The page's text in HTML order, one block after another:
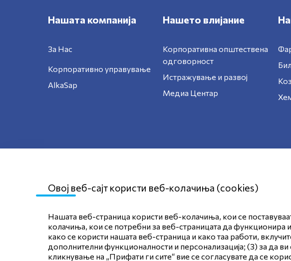
Нашата компанија
За Нас
Корпоративно управување
AlkaSap
Нашето влијание
Корпоративна општествена
одговорност
Истражување и развој
Медиа Центар
Мапа на сајтот Политика за приватност Правила
Политика за колачиња
Овој веб-сајт користи веб-колачиња (cookies)
Нашата веб-страница користи веб-колачиња, кои се
колачиња, кои се потребни за веб-страницата да функционира
како се користи нашата веб-страница и како таа работи,
дополнителни функционалности и персонализација; (3) за да
кликнување на „Прифати ги сите“ вие се согласувате да се